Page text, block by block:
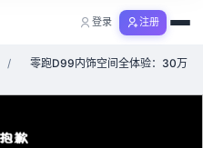
登录 注册
/
零跑D99内饰空间全体验：30万